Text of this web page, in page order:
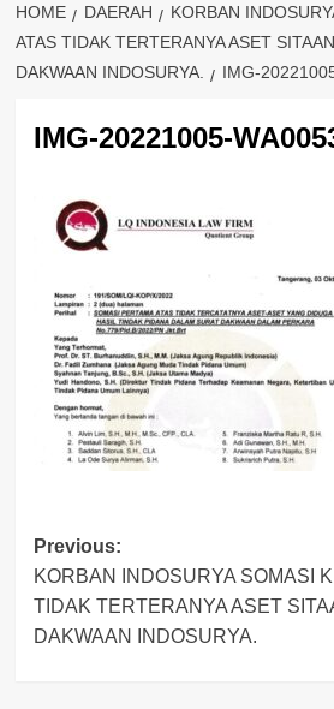
HOME DAERAH
KORBAN
ATAS TIDAK TERTERANYA ASET
DAKWAAN INDOSURYA.
IMG-
IMG-20221005-
Post
navigation
Previous:
KORBAN INDOSURYA SOMASI
TIDAK TERTERANYA ASET
DAKWAAN INDOSURYA.